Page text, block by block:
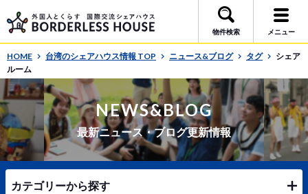
物件検索 メニュー
HOME 台湾のシェアハウス情報 TOP ニュース&ブログ タグ
シェア
ルーム
NEWS&BLOG
最新ニュース・ブログ更新情報
カテゴリーから探す